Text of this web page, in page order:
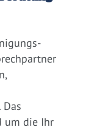
um die Ihr